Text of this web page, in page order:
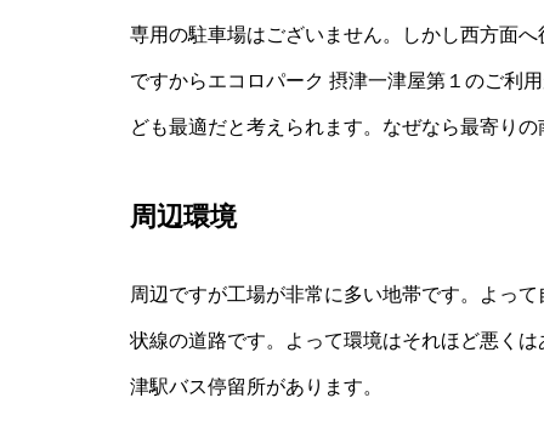
専用の駐車場はございません。しかし西方面
ですからエコロパーク 摂津一津屋第１のご利
ども最適だと考えられます。なぜなら最寄り
周辺環境
周辺ですが工場が非常に多い地帯です。よっ
状線の道路です。よって環境はそれほど悪く
津駅バス停留所があります。